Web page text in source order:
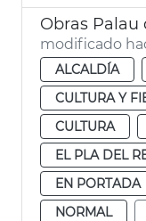
Obras Palau
modificado
ALCALDÍA
CULTURA Y
CULTURA
EL PLA DEL
EN PORTADA
NORMAL